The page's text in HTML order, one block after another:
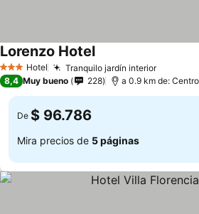
3 Estrellas
Hotel Tranquilo jardín interior
Lorenzo Hotel
8,4 Muy bueno 228 a 0.9 km de:
De $ 96.786
Mira precios de 5 páginas